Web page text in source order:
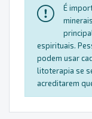
É
espirituais.
podem usar
litoterapia se
acreditarem